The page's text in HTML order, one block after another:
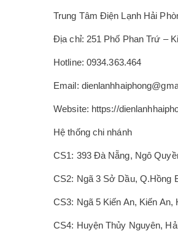
Trung Tâm Điện Lạnh Hải
Địa chỉ: 251 Phố Phan Trứ –
Hotline: 0934.363.464
Email:
Website: https://
Hệ thống chi nhánh
CS1: 393 Đà Nẵng, Ngô
CS2: Ngã 3 Sở Dầu, Q.Hồng
CS3: Ngã 5 Kiến An, Kiến An,
CS4: Huyện Thủy Nguyên,